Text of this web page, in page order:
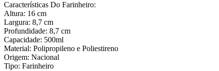
Características Do Farinheiro:
Altura: 16 cm
Largura: 8,7 cm
Profundidade: 8,7 cm
Capacidade: 500ml
Material: Polipropileno e Poliestireno
Origem: Nacional
Tipo: Farinheiro